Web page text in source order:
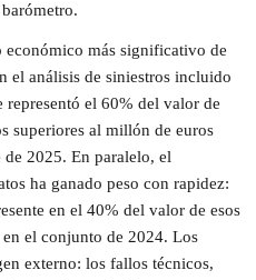
económico más significativo de
el análisis de siniestros incluido
representó el 60% del valor de
superiores al millón de euros
de 2025. En paralelo, el
ha ganado peso con rapidez:
en el 40% del valor de esos
el conjunto de 2024. Los
externo: los fallos técnicos,